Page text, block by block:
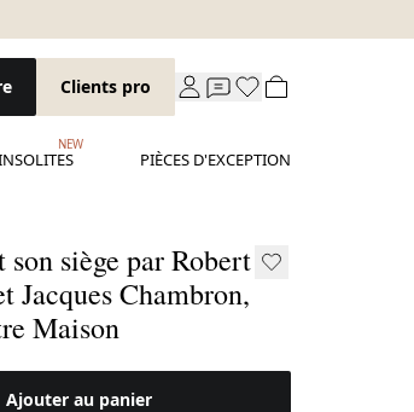
Clients pro
NEW
PIÈCES D'EXCEPTION
son siège par Robert
Jacques Chambron,
Maison
Ajouter au panier